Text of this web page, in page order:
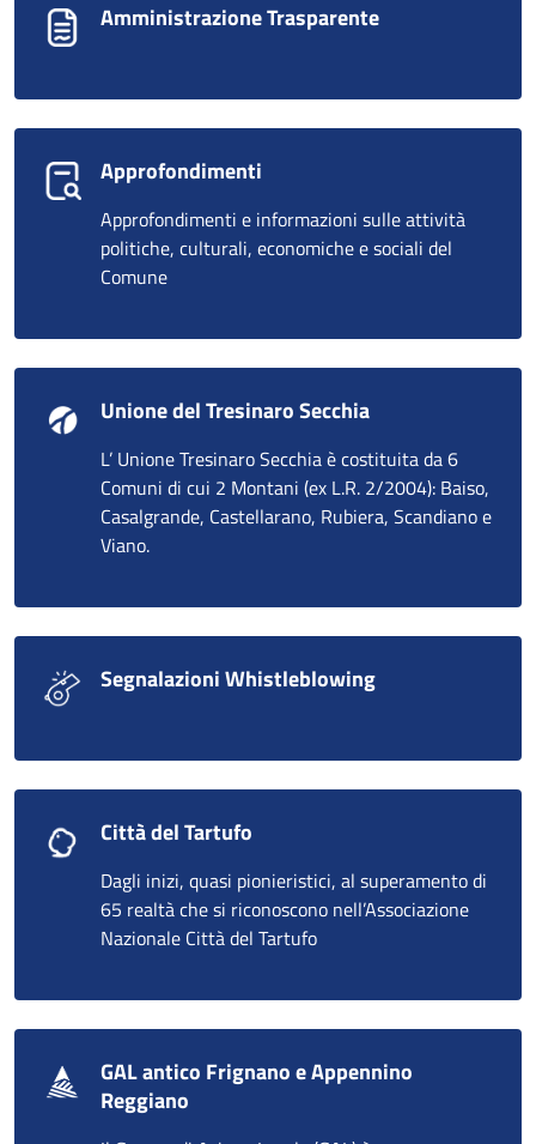
Amministrazione Trasparente
Approfondimenti
Approfondimenti e informazioni sulle attività
politiche, culturali, economiche e sociali del
Comune
Unione del Tresinaro Secchia
L’ Unione Tresinaro Secchia è costituita da 6
Comuni di cui 2 Montani (ex L.R. 2/2004): Baiso,
Casalgrande, Castellarano, Rubiera, Scandiano e
Viano.
Segnalazioni Whistleblowing
Città del Tartufo
Dagli inizi, quasi pionieristici, al superamento di
65 realtà che si riconoscono nell’Associazione
Nazionale Città del Tartufo
GAL antico Frignano e Appennino
Reggiano